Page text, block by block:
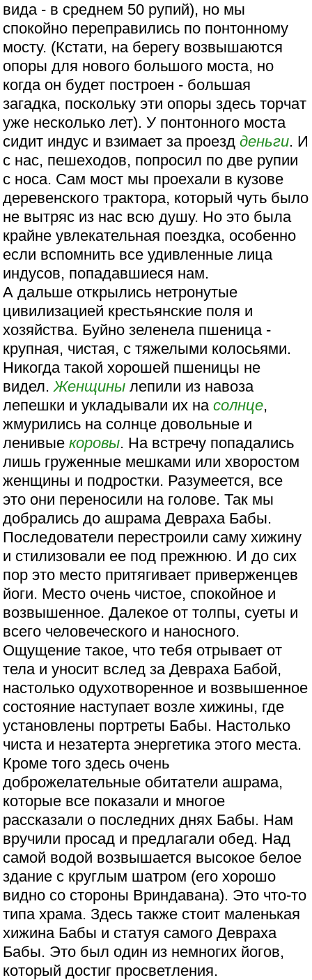
вида - в среднем 50 рупий), но мы
спокойно переправились по понтонному
мосту. (Кстати, на берегу возвышаются
опоры для нового большого моста, но
когда он будет построен - большая
загадка, поскольку эти опоры здесь торчат
уже несколько лет). У понтонного моста
сидит индус и взимает за проездденьги. И
с нас, пешеходов, попросил по две рупии
с носа. Сам мост мы проехали в кузове
деревенского трактора, который чуть было
не вытряс из нас всю душу. Но это была
крайне увлекательная поездка, особенно
если вспомнить все удивленные лица
индусов, попадавшиеся нам.
А дальше открылись нетронутые
цивилизацией крестьянские поля и
хозяйства. Буйно зеленела пшеница -
крупная, чистая, с тяжелыми колосьями.
Никогда такой хорошей пшеницы не
видел.Женщины лепили из навоза
лепешки и укладывали их насолнце,
жмурились на солнце довольные и
ленивыекоровы. На встречу попадались
лишь груженные мешками или хворостом
женщины и подростки. Разумеется, все
это они переносили на голове. Так мы
добрались до ашрама Девраха Бабы.
Последователи перестроили саму хижину
и стилизовали ее под прежнюю. И до сих
пор это место притягивает приверженцев
йоги. Место очень чистое, спокойное и
возвышенное. Далекое от толпы, суеты и
всего человеческого и наносного.
Ощущение такое, что тебя отрывает от
тела и уносит вслед за Девраха Бабой,
настолько одухотворенное и возвышенное
состояние наступает возле хижины, где
установлены портреты Бабы. Настолько
чиста и незатерта энергетика этого места.
Кроме того здесь очень
доброжелательные обитатели ашрама,
которые все показали и многое
рассказали о последних днях Бабы. Нам
вручили просад и предлагали обед. Над
самой водой возвышается высокое белое
здание с круглым шатром (его хорошо
видно со стороны Вриндавана). Это что-то
типа храма. Здесь также стоит маленькая
хижина Бабы и статуя самого Девраха
Бабы. Это был один из немногих йогов,
который достиг просветления.